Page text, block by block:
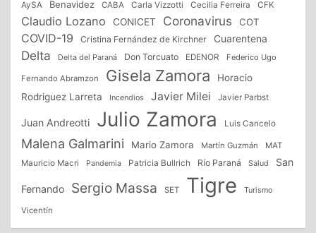
AySA Benavidez CABA Carla Vizzotti Cecilia Ferreira CFK
Claudio Lozano CONICET Coronavirus COT
COVID-19 Cristina Fernández de Kirchner Cuarentena
Delta Delta del Paraná Don Torcuato EDENOR Federico Ugo
Fernando Abramzon Gisela Zamora
Horacio
Rodriguez Larreta
Incendios Javier Milei Javier Parbst
Juan Andreotti Julio Zamora Luis Cancelo
Malena Galmarini Mario Zamora Martín Guzmán
MAT
Mauricio Macri
Pandemia Patricia Bullrich Río Paraná Salud San
Fernando Sergio Massa SET Tigre Turismo
Vicentín